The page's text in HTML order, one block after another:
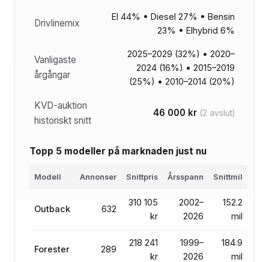
Drivlinemix
El 44% • Diesel 27% • Bensin
23% • Elhybrid 6%
Vanligaste
årgångar
2025–2029 (32%) • 2020–
2024 (16%) • 2015–2019
(25%) • 2010–2014 (20%)
KVD-auktion
historiskt snitt
46 000 kr (2 avslut)
Topp 5 modeller på marknaden just nu
Modell Annonser Snittpris Årsspann Snittmil
Outback 632
310 105
kr
2002–
2026
152.2
mil
Forester 289
218 241
kr
1999–
2026
184.9
mil